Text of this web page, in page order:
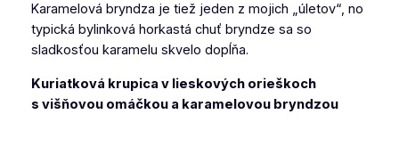
Karamelová bryndza je tiež jeden z mojich „úletov“, no
typická bylinková horkastá chuť bryndze sa so
sladkosťou karamelu skvelo dopĺňa.
Kuriatková krupica v lieskových orieškoch
s višňovou omáčkou a karamelovou bryndzou